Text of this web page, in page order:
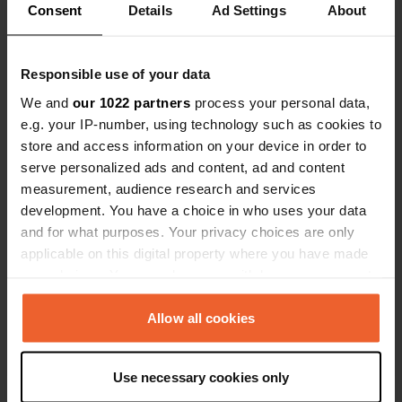
Consent Details Ad Settings About
Responsible use of your data
We and our 1022 partners process your personal data,
e.g. your IP-number, using technology such as cookies to
store and access information on your device in order to
serve personalized ads and content, ad and content
measurement, audience research and services
development. You have a choice in who uses your data
and for what purposes. Your privacy choices are only
applicable on this digital property where you have made
any time from the Cookie Declaration or by clicking on
the Privacy trigger icon.
Collect information about your geographical location
Allow all cookies
Use necessary cookies only
parkje met behendigheidstoestellen
voor de hondenpoep en boeten van €
was een
ons veilig
Contact
Locatie
Calle Monasterio de Tulebras
Kopiëren
42° 6' 44" N 1° 47' 16" W
Kopiëren
42.11227752 -1.78778219